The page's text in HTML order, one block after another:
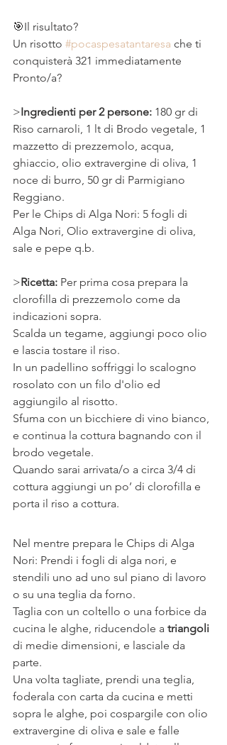
🎯Il risultato?
Un risotto #pocaspesatantaresa che ti
conquisterà 321 immediatamente
Pronto/a?
>Ingredienti per 2 persone: 180 gr di
Riso carnaroli, 1 lt di Brodo vegetale, 1
mazzetto di prezzemolo, acqua,
ghiaccio, olio extravergine di oliva, 1
noce di burro, 50 gr di Parmigiano
Reggiano.
Per le Chips di Alga Nori: 5 fogli di
Alga Nori, Olio extravergine di oliva,
sale e pepe q.b.
>Ricetta: Per prima cosa prepara la
clorofilla di prezzemolo come da
indicazioni sopra.
Scalda un tegame, aggiungi poco olio
e lascia tostare il riso.
In un padellino soffriggi lo scalogno
rosolato con un filo d'olio ed
aggiungilo al risotto.
Sfuma con un bicchiere di vino bianco,
e continua la cottura bagnando con il
brodo vegetale.
Quando sarai arrivata/o a circa 3/4 di
cottura aggiungi un po’ di clorofilla e
porta il riso a cottura.
Nel mentre prepara le Chips di Alga
Nori: Prendi i fogli di alga nori, e
stendili uno ad uno sul piano di lavoro
o su una teglia da forno.
Taglia con un coltello o una forbice da
cucina le alghe, riducendole a triangoli
di medie dimensioni, e lasciale da
parte.
Una volta tagliate, prendi una teglia,
foderala con carta da cucina e metti
sopra le alghe, poi cospargile con olio
extravergine di oliva e sale e falle